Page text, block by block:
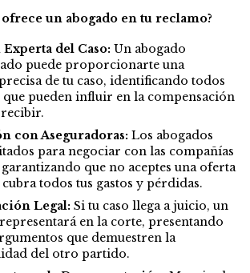
un abogado en tu reclamo?
del Caso: Un abogado
puede proporcionarte una
de tu caso, identificando todos
pueden influir en la compensación
recibir.
con Aseguradoras: Los abogados
para negociar con las compañías
garantizando que no aceptes una oferta
todos tus gastos y pérdidas.
Legal: Si tu caso llega a juicio, un
en la corte, presentando
que demuestren la
del otro partido.